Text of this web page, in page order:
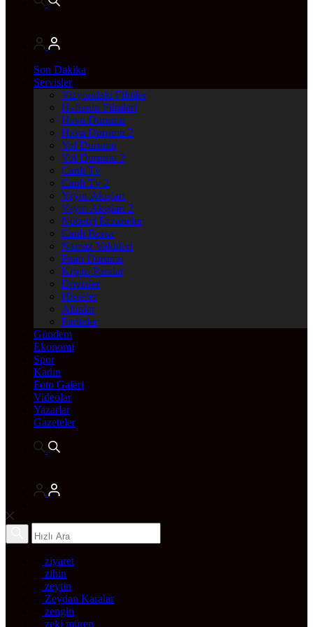
Son Dakika
Servisler
Vizyondaki Filmler
Haftanin Filmleri
Hava Durumu
Hava Durumu 2
Yol Durumu
Yol Durumu 2
Canlı Tv
Canlı Tv 2
Yayın Akışları
Yayın Akışları 2
Nöbetçi Eczaneler
Canlı Borsa
Namaz Vakitleri
Puan Durumu
Kripto Paralar
Dövizler
Hisseler
Altınlar
Pariteler
Gündem
Ekonomi
Spor
Kadın
Foto Galeri
Videolar
Yazarlar
Gazeteler
ziyaret
zihin
zeytin
Zeydan Karalar
zengin
zeki müren